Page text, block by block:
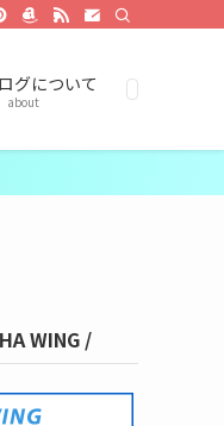
グについて
about
WING /